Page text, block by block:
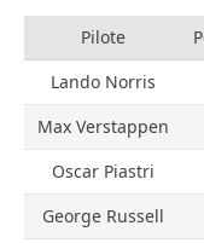
Pilote
Lando Norris
Max Verstappen
Oscar Piastri
George Russell